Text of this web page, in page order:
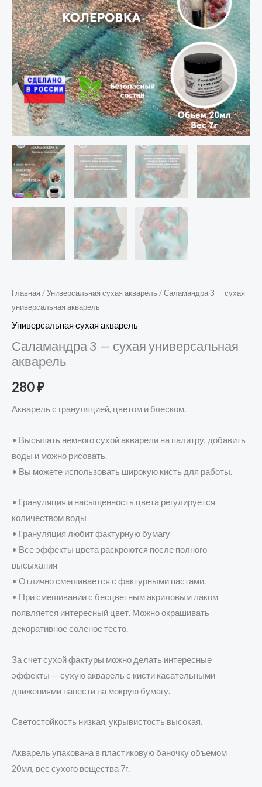
Главная /Универсальная сухая акварель / Саламандра 3 — сухая
универсальная акварель
Универсальная сухая акварель
Саламандра 3 — сухая универсальная
акварель
280₽
Акварель с грануляцией, цветом и блеском.
• Высыпать немного сухой акварели на палитру, добавить
воды и можно рисовать.
• Вы можете использовать широкую кисть для работы.
• Грануляция и насыщенность цвета регулируется
количеством воды
• Грануляция любит фактурную бумагу
• Все эффекты цвета раскроются после полного
высыхания
• Отлично смешивается с фактурными пастами.
• При смешивании с бесцветным акриловым лаком
появляется интересный цвет. Можно окрашивать
декоративное соленое тесто.
За счет сухой фактуры можно делать интересные
эффекты — сухую акварель с кисти касательными
движениями нанести на мокрую бумагу.
Светостойкость низкая, укрывистость высокая.
Акварель упакована в пластиковую баночку объемом
20мл, вес сухого вещества 7г.